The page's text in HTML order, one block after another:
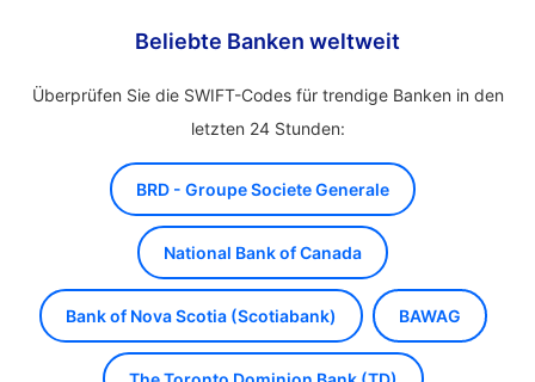
Beliebte Banken weltweit
Überprüfen Sie die SWIFT-Codes für trendige Banken in den
letzten 24 Stunden:
BRD - Groupe Societe Generale
National Bank of Canada
Bank of Nova Scotia (Scotiabank) BAWAG